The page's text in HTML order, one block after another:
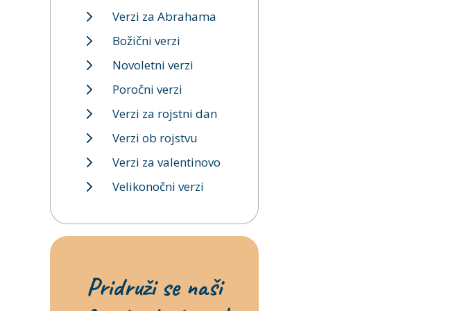
Verzi za Abrahama
Božični verzi
Novoletni verzi
Poročni verzi
Verzi za rojstni dan
Verzi ob rojstvu
Verzi za valentinovo
Velikonočni verzi
Pridruži se naši